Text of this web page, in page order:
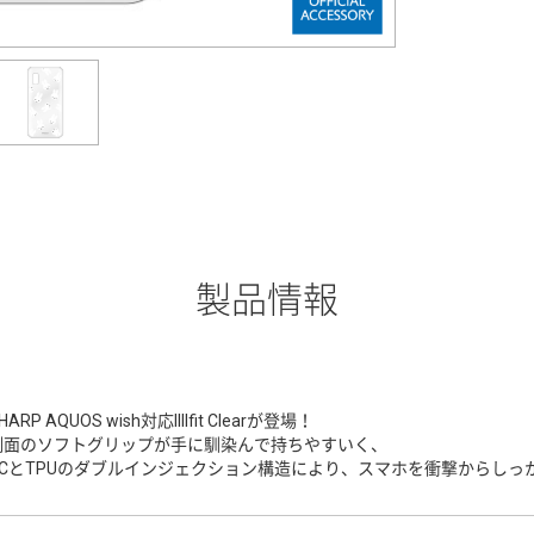
製品情報
AQUOS wish対応IIIIfit Clearが登場！
面のソフトグリップが手に馴染んで持ちやすいく、
とTPUのダブルインジェクション構造により、スマホを衝撃からしっ